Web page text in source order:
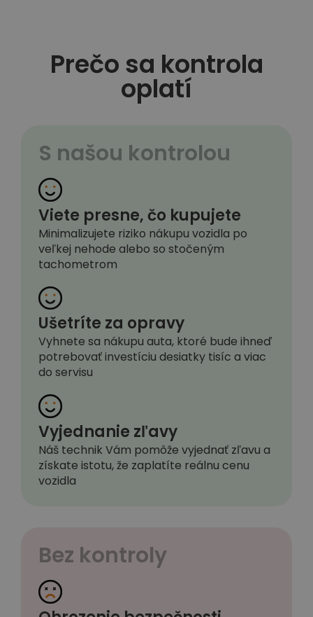
Prečo sa kontrola
oplatí
S našou kontrolou
Viete presne, čo kupujete
Minimalizujete riziko nákupu vozidla po
veľkej nehode alebo so stočeným
tachometrom
Ušetríte za opravy
Vyhnete sa nákupu auta, ktoré bude ihneď
potrebovať investíciu desiatky tisíc a viac
do servisu
Vyjednanie zľavy
Náš technik Vám pomôže vyjednať zľavu a
získate istotu, že zaplatíte reálnu cenu
vozidla
Bez kontroly